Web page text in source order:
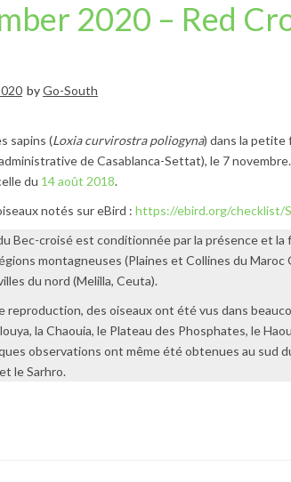
2020 – Red
byGo-South
sapins (Loxia curvirostra poliogyna) dans la petite
de Casablanca-Settat), le 7
du 14 août 2018.
notés sur eBird : https://ebird.org/checklist/
Bec-croisé est conditionnée par la présence et
montagneuses (Plaines et Collines du Maroc
du nord (Melilla, Ceuta).
reproduction, des oiseaux ont été vus dans
la Chaouia, le Plateau des Phosphates, le
observations ont même été obtenues au sud
le Sarhro.